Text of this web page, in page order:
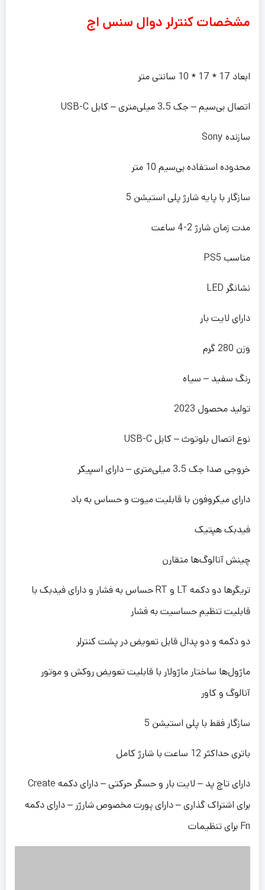
مشخصات کنترلر دوال سنس اج
ابعاد 17 * 17 * 10 سانتی متر
اتصال بی‌سیم – جک 3.5 میلی‌متری – کابل USB-C
سازنده Sony
محدوده استفاده بی‌سیم 10 متر
سازگار با پایه شارژ پلی استیشن 5
مدت زمان شارژ 2-4 ساعت
مناسب PS5
نشانگر LED
دارای لایت بار
وزن 280 گرم
رنگ سفید – سیاه
تولید محصول 2023
نوع اتصال بلوتوث – کابل USB-C
خروجی صدا جک 3.5 میلی‌متری – دارای اسپیکر
دارای میکروفون با قابلیت میوت و حساس به باد
فیدبک هپتیک
چینش آنالوگ‌ها متقارن
تریگرها دو دکمه LT و RT حساس به فشار و دارای فیدبک با
قابلیت تنظیم حساسیت به فشار
دو دکمه و دو پدال قابل تعویض در پشت کنترلر
ماژول‌ها ساختار ماژولار با قابلیت تعویض روکش و موتور
آنالوگ و کاور
سازگار فقط با پلی استیشن 5
باتری حداکثر 12 ساعت با شارژ کامل
دارای تاچ پد – لایت بار و حسگر حرکتی – دارای دکمه Create
برای اشتراک گذاری – دارای پورت مخصوص شارژر – دارای دکمه
Fn برای تنظیمات